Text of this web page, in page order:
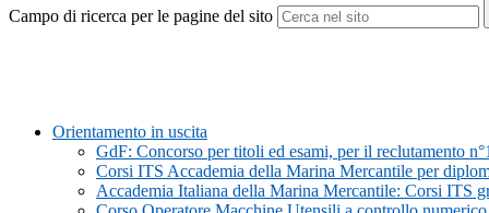
Campo di ricerca per le pagine del sito
Orientamento in uscita
GdF: Concorso per titoli ed esami, per il reclutamento
Corsi ITS Accademia della Marina Mercantile per
Accademia Italiana della Marina Mercantile: Corsi ITS